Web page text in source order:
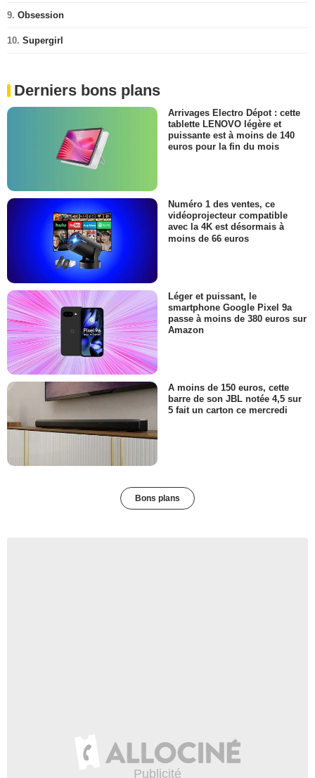
9. Obsession
10. Supergirl
Derniers bons plans
Arrivages Electro Dépot : cette
tablette LENOVO légère et
puissante est à moins de 140
euros pour la fin du mois
Numéro 1 des ventes, ce
vidéoprojecteur compatible
avec la 4K est désormais à
moins de 66 euros
Léger et puissant, le
smartphone Google Pixel 9a
passe à moins de 380 euros sur
Amazon
A moins de 150 euros, cette
barre de son JBL notée 4,5 sur
5 fait un carton ce mercredi
Bons plans